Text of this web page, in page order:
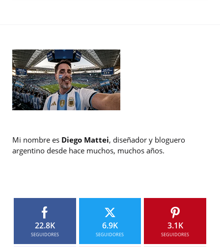
Mi nombre es Diego Mattei, diseñador y bloguero
argentino desde hace muchos, muchos años.
22.8K
SEGUIDORES
6.9K
SEGUIDORES
3.1K
SEGUIDORES